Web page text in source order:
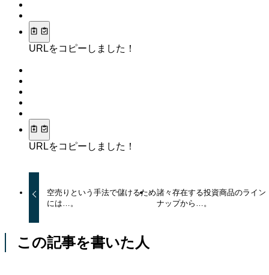
URLをコピーしました！
URLをコピーしました！
空売りという手法で儲けるため
には…。
諸々存在する投資商品のライン
ナップから…。
この記事を書いた人